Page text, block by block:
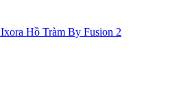
Ixora Hồ Tràm By Fusion 2